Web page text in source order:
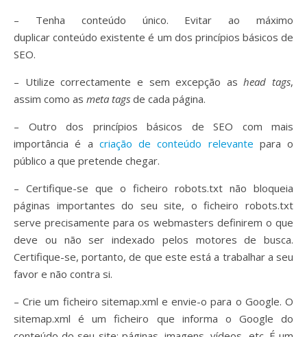
– Tenha conteúdo único. Evitar ao máximo
duplicar conteúdo existente é um dos princípios básicos de
SEO.
– Utilize correctamente e sem excepção ashead tags,
assim como as meta tags de cada página.
– Outro dos princípios básicos de SEO com mais
importância é a criação de conteúdo relevante para o
público a que pretende chegar.
– Certifique-se que o ficheiro robots.txt não bloqueia
páginas importantes do seu site, o ficheiro robots.txt
serve precisamente para os webmasters definirem o que
deve ou não ser indexado pelos motores de busca.
Certifique-se, portanto, de que este está a trabalhar a seu
favor e não contra si.
– Crie um ficheiro sitemap.xml e envie-o para o Google. O
sitemap.xml é um ficheiro que informa o Google do